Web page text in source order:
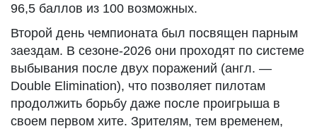
96,5 баллов из 100 возможных.
Второй день чемпионата был посвящен парным
заездам. В сезоне-2026 они проходят по системе
выбывания после двух поражений (англ. —
Double Elimination), что позволяет пилотам
продолжить борьбу даже после проигрыша в
своем первом хите. Зрителям, тем временем,